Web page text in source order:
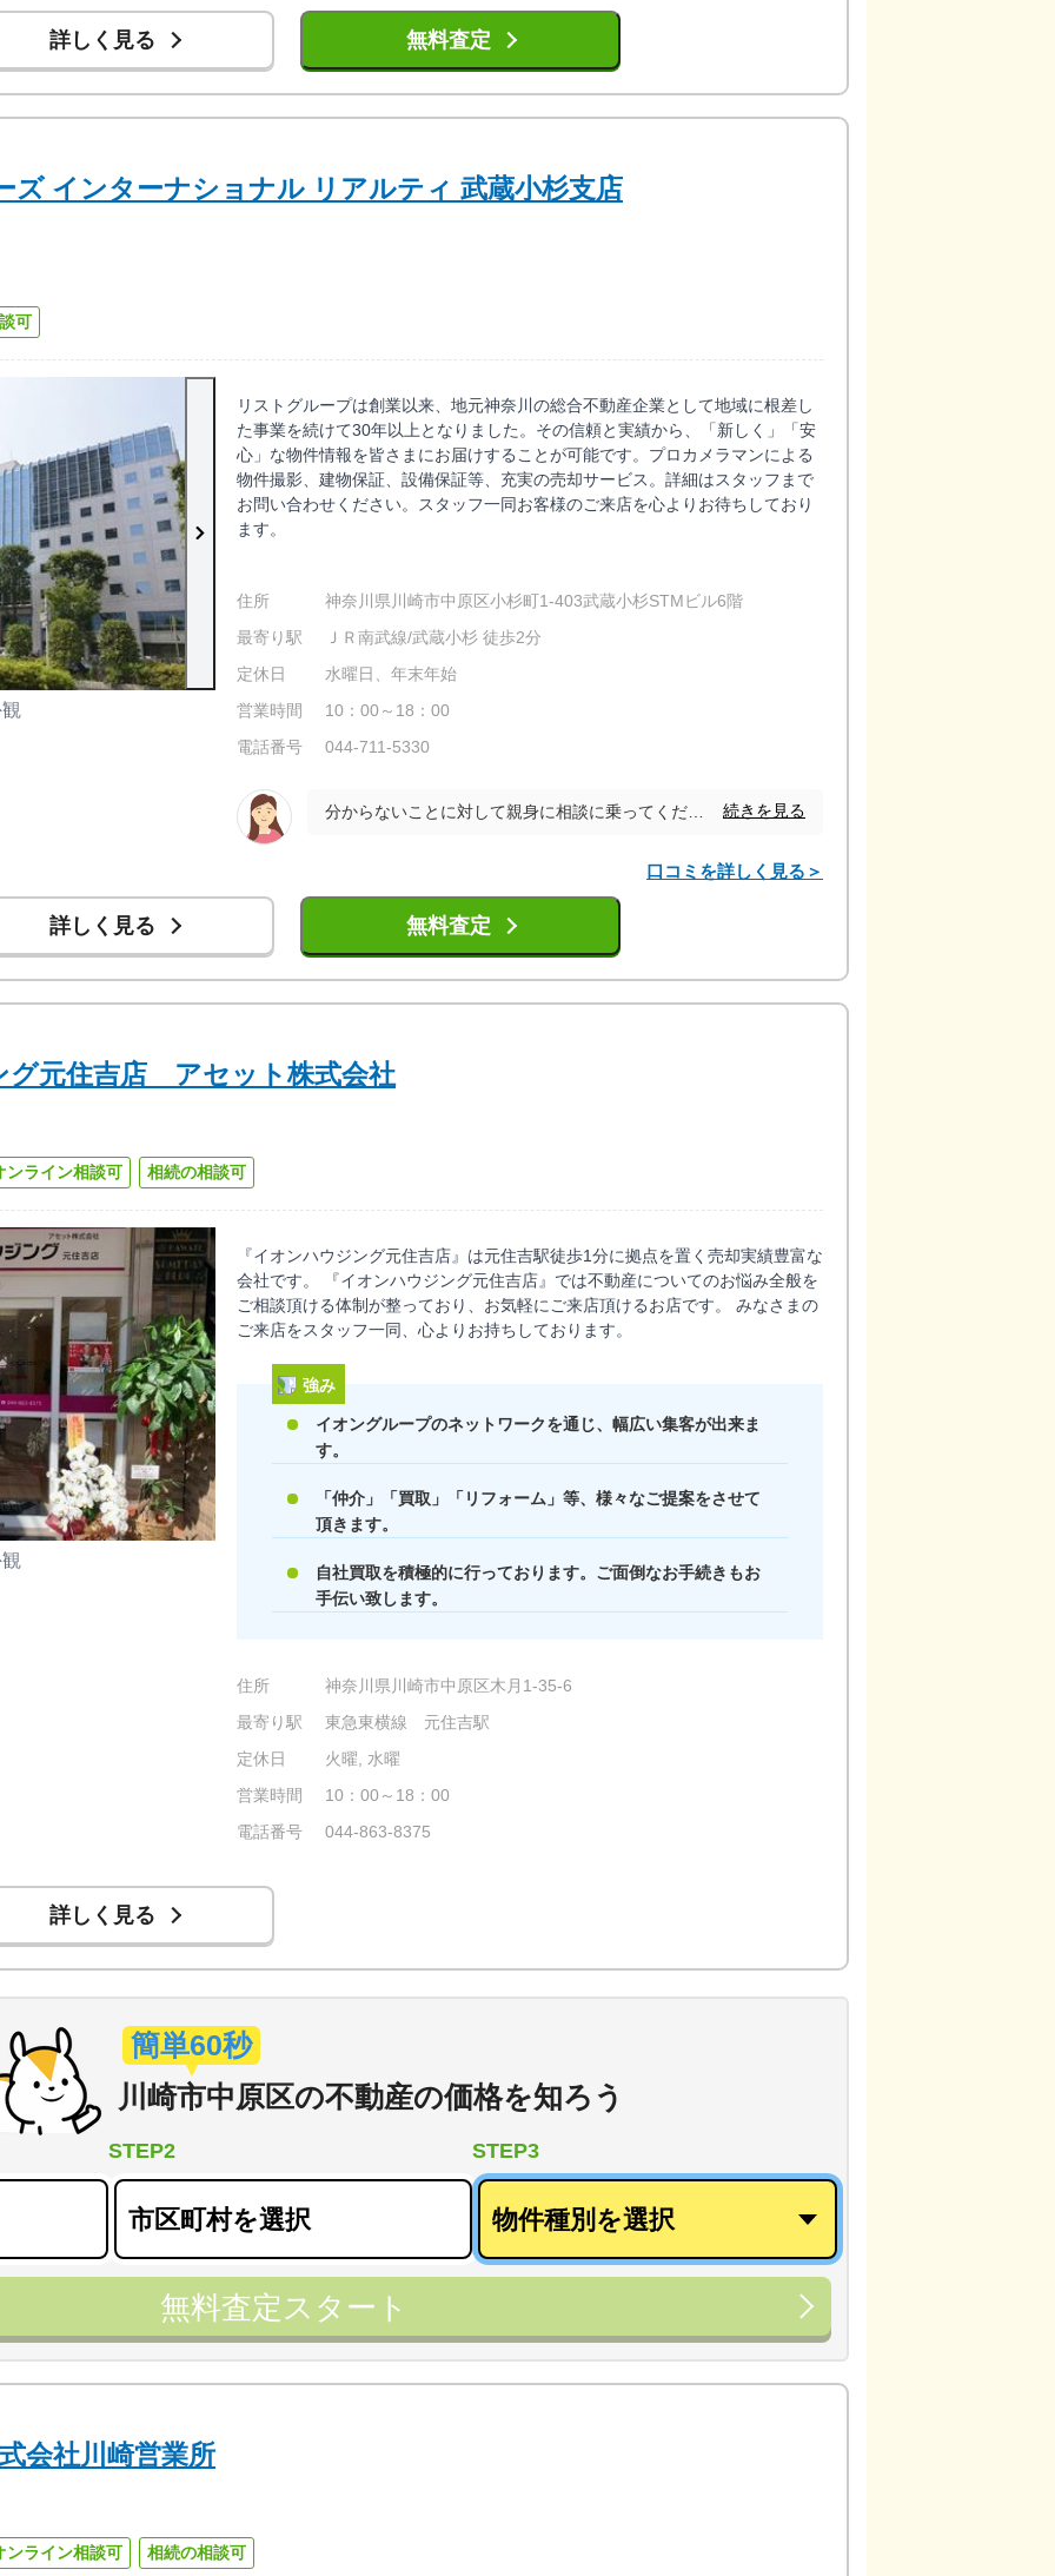
詳しく見る 無料査定
ズ インターナショナル リアルティ 武蔵小杉支店
可
店内の様子
リストグループは創業以来、地元神奈川の総合不動産企業として地域に根差し
た事業を続けて30年以上となりました。その信頼と実績から、「新しく」「安
心」な物件情報を皆さまにお届けすることが可能です。プロカメラマンによる
物件撮影、建物保証、設備保証等、充実の売却サービス。詳細はスタッフまで
お問い合わせください。スタッフ一同お客様のご来店を心よりお待ちしており
ます。
住所
神奈川県川崎市中原区小杉町1-403武蔵小杉STMビル6階
最寄り駅
ＪＲ南武線/武蔵小杉 徒歩2分
定休日
水曜日、年末年始
営業時間
10：00～18：00
電話番号
044-711-5330
続きを見る
口コミを詳しく見る＞
詳しく見る 無料査定
グ元住吉店 アセット株式会社
ンライン相談可 相続の相談可
『イオンハウジング元住吉店』は元住吉駅徒歩1分に拠点を置く売却実績豊富な
会社です。 『イオンハウジング元住吉店』では不動産についてのお悩み全般を
ご相談頂ける体制が整っており、お気軽にご来店頂けるお店です。 みなさまの
ご来店をスタッフ一同、心よりお持ちしております。
強み
イオングループのネットワークを通じ、幅広い集客が出来ま
す。
「仲介」「買取」「リフォーム」等、様々なご提案をさせて
頂きます。
自社買取を積極的に行っております。ご面倒なお手続きもお
手伝い致します。
住所
神奈川県川崎市中原区木月1-35-6
最寄り駅
東急東横線 元住吉駅
定休日
火曜, 水曜
営業時間
10：00～18：00
電話番号
044-863-8375
詳しく見る
簡単60秒
川崎市中原区の不動産の価格を知ろう
STEP2 STEP3
無料査定スタート
会社川崎営業所
ンライン相談可 相続の相談可